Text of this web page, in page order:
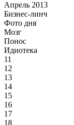
Апрель 2013
Бизнес-линч
Фото дня
Мозг
Понос
Идиотека
11
12
13
14
15
16
17
18